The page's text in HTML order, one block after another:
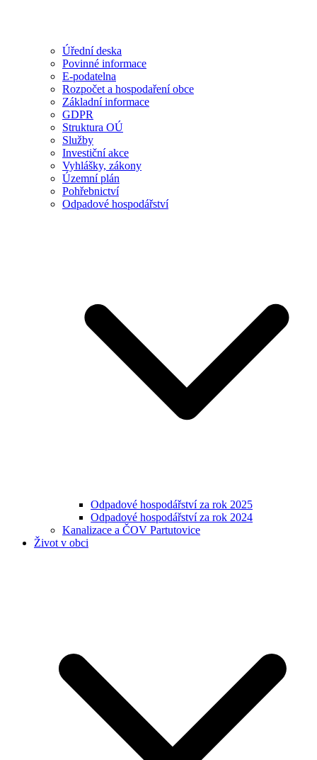
Úřední deska
Povinné informace
E-podatelna
Rozpočet a hospodaření obce
Základní informace
GDPR
Struktura OÚ
Služby
Investiční akce
Vyhlášky, zákony
Územní plán
Pohřebnictví
Odpadové hospodářství
Odpadové hospodářství za rok 2025
Odpadové hospodářství za rok 2024
Kanalizace a ČOV Partutovice
Život v obci